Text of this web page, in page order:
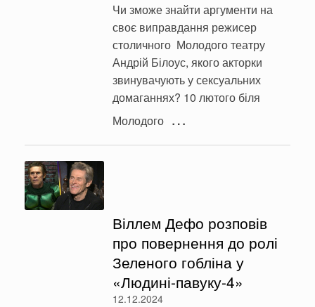
Чи зможе знайти аргументи на
своє виправдання режисер
столичного Молодого театру
Андрій Білоус, якого акторки
звинувачують у сексуальних
домаганнях? 10 лютого біля
Молодого …
Віллем Дефо розповів
про повернення до ролі
Зеленого гобліна у
«Людині-павуку-4»
12.12.2024